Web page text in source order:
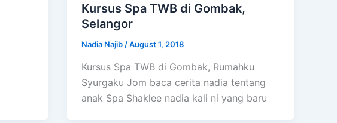
Kursus Spa TWB di Gombak,
Selangor
Nadia Najib /August 1, 2018
Kursus Spa TWB di Gombak, Rumahku
Syurgaku Jom baca cerita nadia tentang
anak Spa Shaklee nadia kali ni yang baru